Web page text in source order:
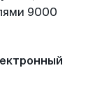
9000